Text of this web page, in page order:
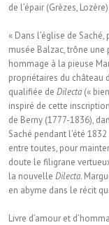
de l’épair (Grèzes, Lozère).
« Dans l’église de
musée Balzac, trône
hommage à la pieuse
propriétaires du château
qualifiée de Dilecta («
inspiré de cette
de Berny (1777-1836),
Saché pendant l’été
entre toutes, pour
doute le filigrane
la nouvelle Dilecta.
en abyme dans le récit
Livre d’amour et